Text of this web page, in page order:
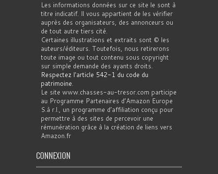
Les informations données sur ce site le sont à
titre indicatif. Il vous appartient de les vérifier
auprès des organisateurs, des annonceurs ou
de tout autre tiers cité.
Certaines illustrations et extraits sont © les
auteurs/éditeurs. Toutefois, nous retirerons
toute image ou tout contenu sous copyright
sur simple demande des ayants droits.
Respectez l'article 542-1 du code du
patrimoine.
Le site www.chasses-au-tresor.com participe
au Programme Partenaires d’Amazon Europe
S.à r.l., un programme d’affiliation conçu pour
permettre à des sites de percevoir une
rémunération grâce à la création de liens vers
Amazon.fr
CONNEXION